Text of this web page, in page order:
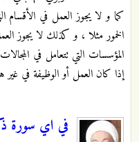
كما و لا يجوز العمل في الأقسام
الخمور مثلا ، و كذلك لا يجوز
المؤسسات التي تتعامل في
إذا كان العمل أو الوظيفة في غير
في اي سورة